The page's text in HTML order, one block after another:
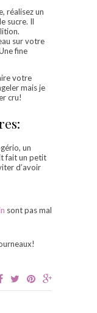
réalisez un
sucre. Il
sur votre
fine
votre
mais je
cru!
un
fait un petit
d’avoir
sont pas mal